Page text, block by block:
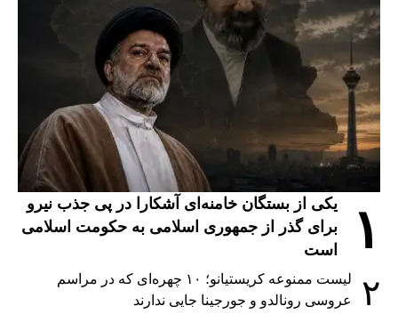
۱
یکی از بستگان خامنه‌ای آشکارا در پی جذب نیرو
برای گذر از جمهوری اسلامی به حکومت اسلامی
است
۲
لیست ممنوعه کریستیانو؛ ۱۰ چهره‌ای که در مراسم
عروسی رونالدو و جورجینا جایی ندارند